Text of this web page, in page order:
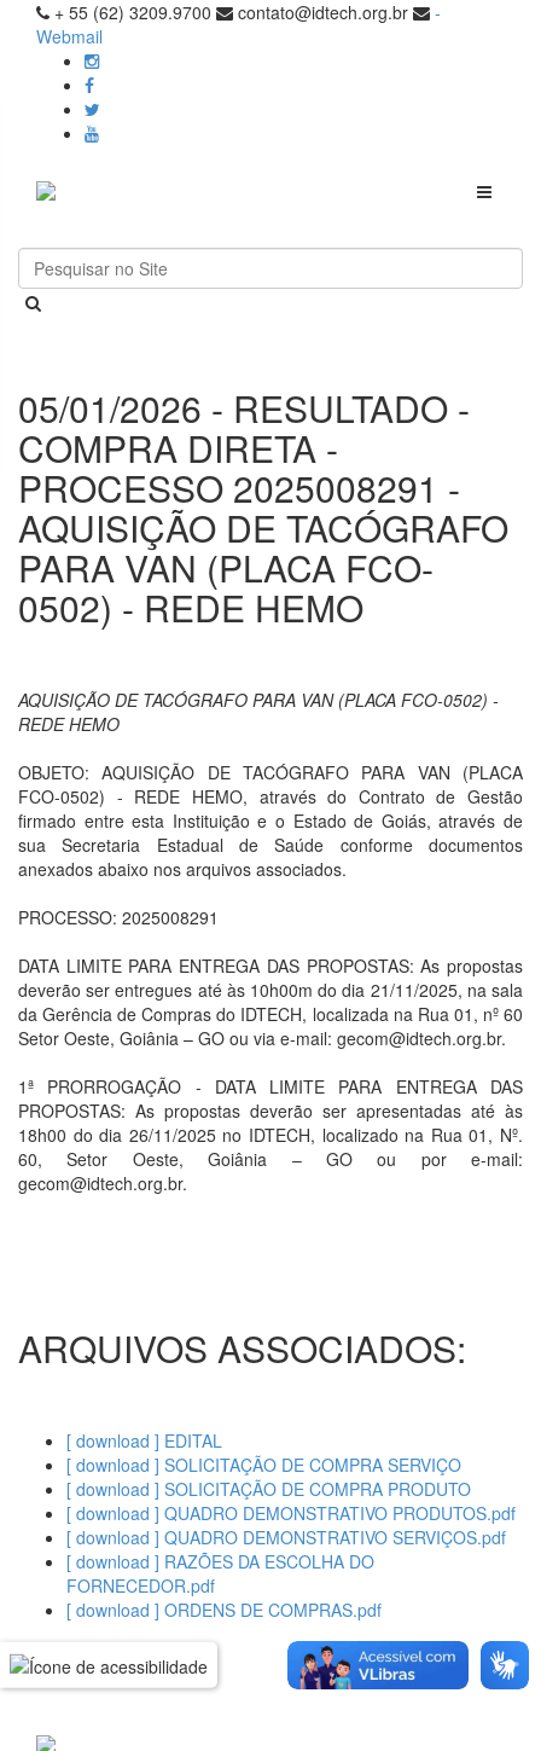
+ 55 (62) 3209.9700 contato@idtech.org.br
-
Webmail
Toggle
05/01/2026 - RESULTADO -
COMPRA DIRETA -
PROCESSO 2025008291 -
AQUISIÇÃO DE TACÓGRAFO
PARA VAN (PLACA FCO-
0502) - REDE HEMO
AQUISIÇÃO DE TACÓGRAFO PARA VAN (PLACA FCO-0502) -
REDE HEMO
OBJETO: AQUISIÇÃO DE TACÓGRAFO PARA VAN (PLACA
FCO-0502) - REDE HEMO, através do Contrato de Gestão
firmado entre esta Instituição e o Estado de Goiás, através de
sua Secretaria Estadual de Saúde conforme documentos
anexados abaixo nos arquivos associados.
PROCESSO: 2025008291
DATA LIMITE PARA ENTREGA DAS PROPOSTAS: As propostas
deverão ser entregues até às 10h00m do dia 21/11/2025, na sala
da Gerência de Compras do IDTECH, localizada na Rua 01, nº 60
Setor Oeste, Goiânia – GO ou via e-mail: gecom@idtech.org.br.
1ª PRORROGAÇÃO - DATA LIMITE PARA ENTREGA DAS
PROPOSTAS: As propostas deverão ser apresentadas até às
18h00 do dia 26/11/2025 no IDTECH, localizado na Rua 01, Nº.
60, Setor Oeste, Goiânia – GO ou por e-mail:
gecom@idtech.org.br.
ARQUIVOS ASSOCIADOS:
[ download ] EDITAL
[ download ] SOLICITAÇÃO DE COMPRA SERVIÇO
[ download ] SOLICITAÇÃO DE COMPRA PRODUTO
[ download ] QUADRO DEMONSTRATIVO PRODUTOS.pdf
[ download ] QUADRO DEMONSTRATIVO SERVIÇOS.pdf
[ download ] RAZÕES DA ESCOLHA DO
FORNECEDOR.pdf
[ download ] ORDENS DE COMPRAS.pdf